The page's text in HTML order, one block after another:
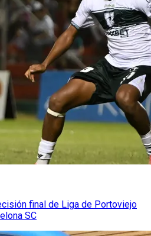
final de Liga de Portoviejo
SC